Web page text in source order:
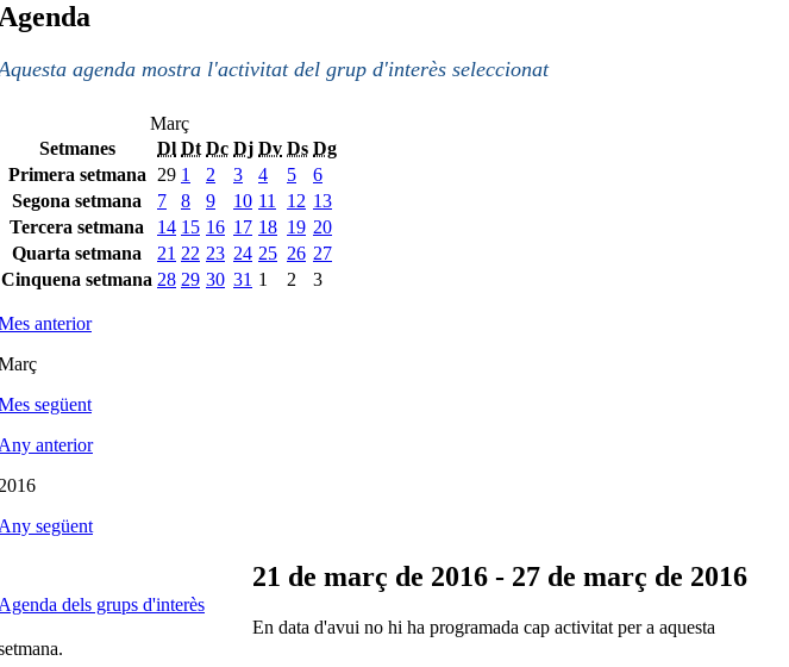
Agenda
agenda mostra l'activitat del grup d'interès seleccionat
Març
Setmanes
Dl Dt Dc Dj Dv Ds Dg
Primera setmana
29 1 2 3 4 5
6
Segona setmana
7 8 9 10 11 12 13
Tercera setmana
14 15 16 17 18 19 20
Quarta setmana
21 22 23 24 25 26 27
Cinquena setmana 28 29 30 31 1 2 3
anterior
següent
Any anterior
2016
Any següent
Agenda dels grups d'interès
21 de març de 2016 - 27 de març de 2016
En data d'avui no hi ha programada cap activitat per a aquesta